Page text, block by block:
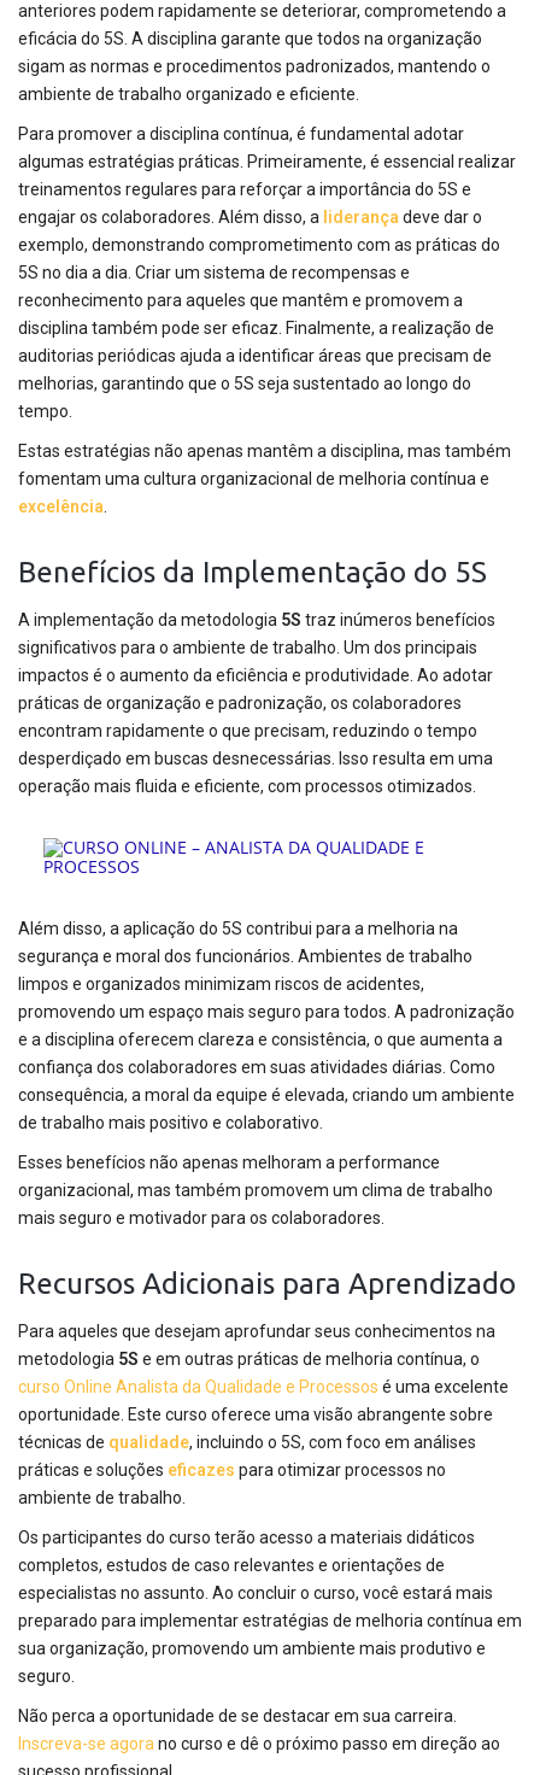
anteriores podem rapidamente se deteriorar, comprometendo a
eficácia do 5S. A disciplina garante que todos na organização
sigam as normas e procedimentos padronizados, mantendo o
ambiente de trabalho organizado e eficiente.
Para promover a disciplina contínua, é fundamental adotar
algumas estratégias práticas. Primeiramente, é essencial realizar
treinamentos regulares para reforçar a importância do 5S e
engajar os colaboradores. Além disso, a liderança deve dar o
exemplo, demonstrando comprometimento com as práticas do
5S no dia a dia. Criar um sistema de recompensas e
reconhecimento para aqueles que mantêm e promovem a
disciplina também pode ser eficaz. Finalmente, a realização de
auditorias periódicas ajuda a identificar áreas que precisam de
melhorias, garantindo que o 5S seja sustentado ao longo do
tempo.
Estas estratégias não apenas mantêm a disciplina, mas também
fomentam uma cultura organizacional de melhoria contínua e
excelência
Benefícios da Implementação do 5S
A implementação da metodologia 5S traz inúmeros benefícios
significativos para o ambiente de trabalho. Um dos principais
impactos é o aumento da eficiência e produtividade. Ao adotar
práticas de organização e padronização, os colaboradores
encontram rapidamente o que precisam, reduzindo o tempo
desperdiçado em buscas desnecessárias. Isso resulta em uma
operação mais fluida e eficiente, com processos otimizados.
Além disso, a aplicação do 5S contribui para a melhoria na
segurança e moral dos funcionários. Ambientes de trabalho
limpos e organizados minimizam riscos de acidentes,
promovendo um espaço mais seguro para todos. A padronização
e a disciplina oferecem clareza e consistência, o que aumenta a
confiança dos colaboradores em suas atividades diárias. Como
consequência, a moral da equipe é elevada, criando um ambiente
de trabalho mais positivo e colaborativo.
Esses benefícios não apenas melhoram a performance
organizacional, mas também promovem um clima de trabalho
mais seguro e motivador para os colaboradores.
Recursos Adicionais para Aprendizado
Para aqueles que desejam aprofundar seus conhecimentos na
metodologia 5S e em outras práticas de melhoria contínua, o
curso Online Analista da Qualidade e Processos é uma excelente
oportunidade. Este curso oferece uma visão abrangente sobre
técnicas de qualidade, incluindo o 5S, com foco em análises
práticas e soluções eficazes para otimizar processos no
ambiente de trabalho.
Os participantes do curso terão acesso a materiais didáticos
completos, estudos de caso relevantes e orientações de
especialistas no assunto. Ao concluir o curso, você estará mais
preparado para implementar estratégias de melhoria contínua em
sua organização, promovendo um ambiente mais produtivo e
seguro.
Não perca a oportunidade de se destacar em sua carreira.
Inscreva-se agora no curso e dê o próximo passo em direção ao
sucesso profissional.